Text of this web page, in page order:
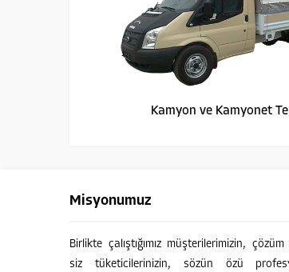
Kamyon ve Kamyonet
Misyonumuz
Birlikte çalıştığımız müşterilerimizin, çözüm
siz tüketicilerinizin, sözün özü